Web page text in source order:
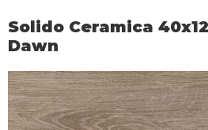
Solido Ceramica
Dawn